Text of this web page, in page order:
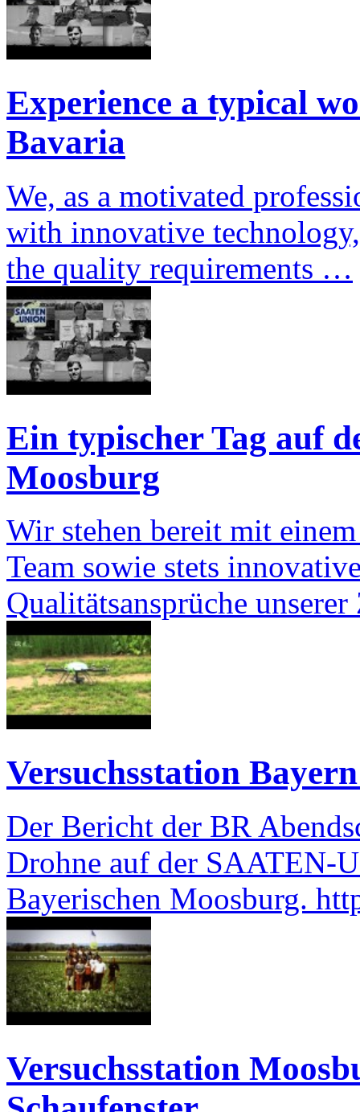
Experience a typical
Bavaria
We, as a motivated
with innovative
the quality requirements …
Ein typischer Tag auf
Moosburg
Wir stehen bereit mit
Team sowie stets
Qualitätsansprüche
Versuchsstation
Der Bericht der BR
Drohne auf der SAATEN-
Bayerischen Moosburg.
Versuchsstation